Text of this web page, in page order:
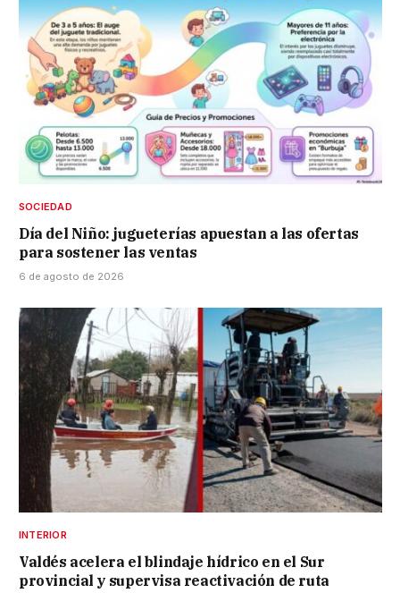
SOCIEDAD
Día del Niño: jugueterías apuestan a las ofertas
para sostener las ventas
6 de agosto de 2026
INTERIOR
Valdés acelera el blindaje hídrico en el Sur
provincial y supervisa reactivación de ruta